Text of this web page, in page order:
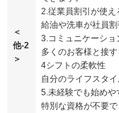
＜
他-2
＞
2.従業員割引が使え
給油や洗車が社員割
3.コミュニケーショ
多くのお客様と接
4シフトの柔軟性
自分のライフスタ
5.未経験でも始めや
特別な資格が不要